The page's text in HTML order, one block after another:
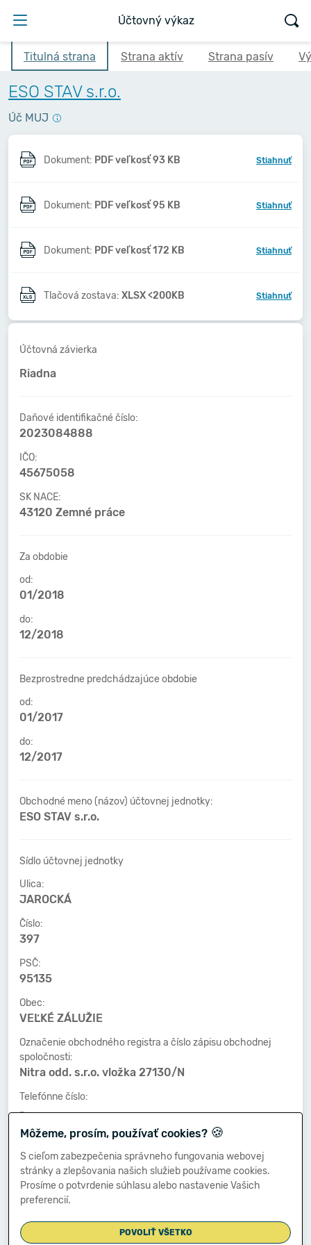
Účtovný výkaz
Titulná strana Strana aktív Strana pasív
ESO STAV s.r.o.
Úč MUJ
Dokument: PDF veľkosť 93 KB Stiahnuť
Dokument: PDF veľkosť 95 KB Stiahnuť
Dokument: PDF veľkosť 172 KB Stiahnuť
Tlačová zostava: XLSX <200KB Stiahnuť
Účtovná závierka
Riadna
Daňové identifikačné číslo:
2023084888
IČO:
45675058
SK NACE:
43120 Zemné práce
Za obdobie
od:
01/2018
do:
12/2018
Bezprostredne predchádzajúce obdobie
od:
01/2017
do:
12/2017
Obchodné meno (názov) účtovnej jednotky:
ESO STAV s.r.o.
Sídlo účtovnej jednotky
Ulica:
JAROCKÁ
Číslo:
397
PSČ:
95135
Obec:
VEĽKÉ ZÁLUŽIE
Označenie obchodného registra a číslo zápisu obchodnej
spoločnosti:
Nitra odd. s.r.o. vložka 27130/N
Telefónne číslo:
-
Faxové číslo:
-
E-mailová adresa:
-
Zostavená dňa:
Môžeme, prosím, používať cookies? 🍪
S cieľom zabezpečenia správneho fungovania webovej
stránky a zlepšovania našich služieb používame cookies.
Prosíme o potvrdenie súhlasu alebo nastavenie Vašich
preferencií.
POVOLIŤ VŠETKO